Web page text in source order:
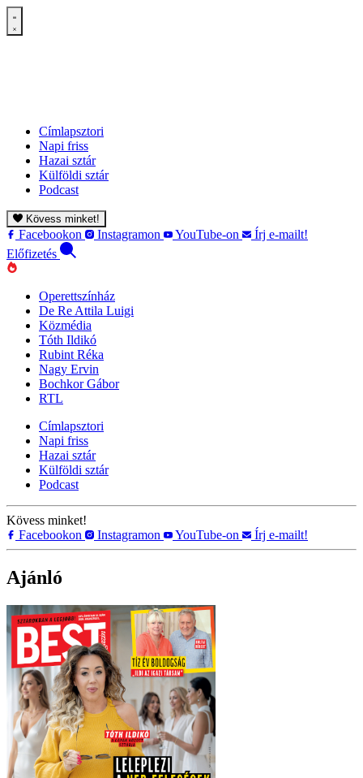
Címlapsztori
Napi friss
Hazai sztár
Külföldi sztár
Podcast
Kövess minket!
Facebookon Instagramon YouTube-on
Írj e-mailt!
Előfizetés
Operettszínház
De Re Attila Luigi
Közmédia
Tóth Ildikó
Rubint Réka
Nagy Ervin
Bochkor Gábor
RTL
Címlapsztori
Napi friss
Hazai sztár
Külföldi sztár
Podcast
Kövess minket!
Facebookon
Instagramon YouTube-on Írj e-mailt!
Ajánló